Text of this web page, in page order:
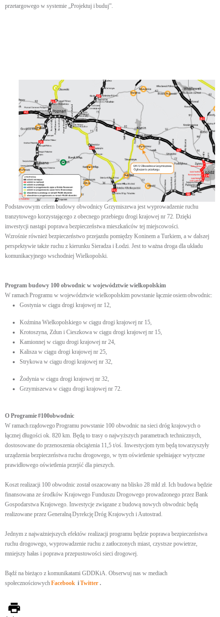
przetargowego w systemie „Projektuj i buduj”.
Podstawowym celem budowy obwodnicy Grzymiszewa jest wyprowadzenie ruchu
tranzytowego korzystającego z obecnego przebiegu drogi krajowej nr 72. Dzięki
inwestycji nastąpi poprawa bezpieczeństwa mieszkańców tej miejscowości.
Wzrośnie również bezpieczeństwo przejazdu pomiędzy Koninem a Turkiem, a w dalszej
perspektywie także ruchu z kierunku Sieradza i Łodzi. Jest to ważna droga dla układu
komunikacyjnego wschodniej Wielkopolski.
Program budowy 100 obwodnic w województwie wielkopolskim
W ramach Programu w województwie wielkopolskim powstanie łącznie osiem obwodnic:
Gostynia w ciągu drogi krajowej nr 12,
Koźmina Wielkopolskiego w ciągu drogi krajowej nr 15,
Krotoszyna, Zdun i Cieszkowa w ciągu drogi krajowej nr 15,
Kamionnej w ciągu drogi krajowej nr 24,
Kalisza w ciągu drogi krajowej nr 25,
Strykowa w ciągu drogi krajowej nr 32,
Żodynia w ciągu drogi krajowej nr 32,
Grzymiszewa w ciągu drogi krajowej nr 72.
O Programie#100obwodnic
W ramach rządowego Programu powstanie 100 obwodnic na sieci dróg krajowych o
łącznej długości ok. 820 km. Będą to trasy o najwyższych parametrach technicznych,
dostosowane do przenoszenia obciążenia 11,5 t/oś. Inwestycjom tym będą towarzyszyły
urządzenia bezpieczeństwa ruchu drogowego, w tym oświetlenie spełniające wytyczne
prawidłowego oświetlenia przejść dla pieszych.
Koszt realizacji 100 obwodnic został oszacowany na blisko 28 mld zł. Ich budowa będzie
finansowana ze środków Krajowego Funduszu Drogowego prowadzonego przez Bank
Gospodarstwa Krajowego. Inwestycje związane z budową nowych obwodnic będą
realizowane przez Generalną Dyrekcję Dróg Krajowych i Autostrad.
Jednym z najważniejszych efektów realizacji programu będzie poprawa bezpieczeństwa
ruchu drogowego, wyprowadzenie ruchu z zatłoczonych miast, czystsze powietrze,
mniejszy hałas i poprawa przepustowości sieci drogowej.
Bądź na bieżąco z komunikatami GDDKiA. Obserwuj nas w mediach
społecznościowychFacebook iTwitter .